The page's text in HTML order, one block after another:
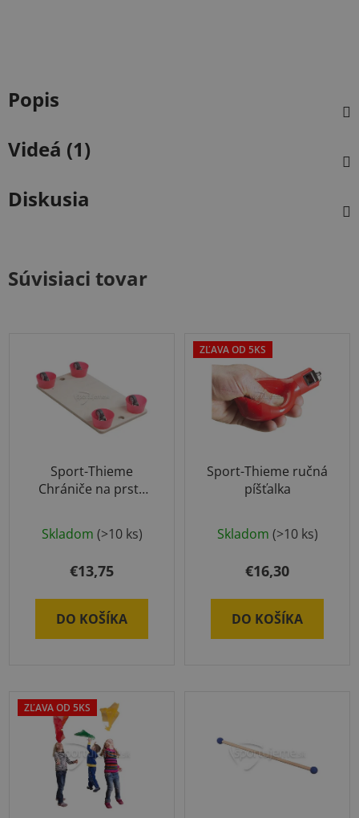
Popis
Videá (1)
Diskusia
Súvisiaci tovar
Sport-Thieme
Chrániče na prsty
Skladom (>10 ks)
€13,75
DO KOŠÍKA
ZĽAVA OD 5KS
Sport-Thieme ručná
píšťalka
hodnotenie
produktu
5,0
z
Skladom (>10 ks)
€16,30
DO KOŠÍKA
ZĽAVA OD 5KS